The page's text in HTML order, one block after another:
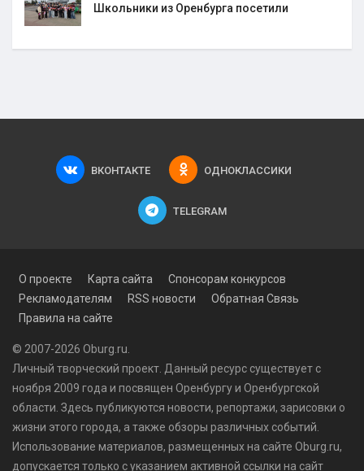
Школьники из Оренбурга посетили
ВКОНТАКТЕ ОДНОКЛАССИКИ
TELEGRAM
О проекте Карта сайта
Спонсорам конкурсов
Рекламодателям
RSS новости
Обратная Связь
Правила на сайте
© 2007-2026 Oburg.ru.
Личный творческий проект. Данный ресурс существует с
ноября 2009 года и посвящен Оренбургу и Оренбургской
области. Здесь публикуются новости, репортажи, зарисовки о
жизни этого города, а также обзоры различных событий.
Использование материалов, размещенных на сайте Oburg.ru,
допускается только с указанием активной ссылки на сайт